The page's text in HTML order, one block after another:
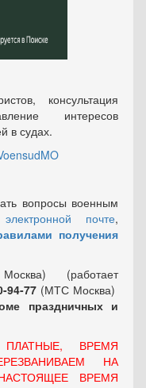
консультация
интересов
в судах.
вопросы военным
электронной почте,
получения
(работает
94-77 (МТС Москва)
праздничных и
ВРЕМЯ
НА
ВРЕМЯ